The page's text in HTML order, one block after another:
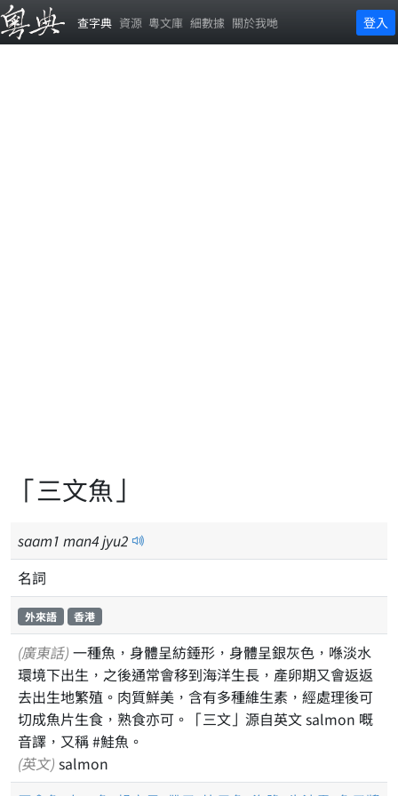
查字典 資源 粵文庫 細數據 關於我哋 登入
「三文魚」
saam1 man4jyu2
名詞
外來語 香港
(廣東話) 一種魚，身體呈紡錘形，身體呈銀灰色，喺淡水
環境下出生，之後通常會移到海洋生長，產卵期又會返返
去出生地繁殖。肉質鮮美，含有多種維生素，經處理後可
切成魚片生食，熟食亦可。「三文」源自英文 salmon 嘅
音譯，又稱 #鮭魚。
(英文) salmon